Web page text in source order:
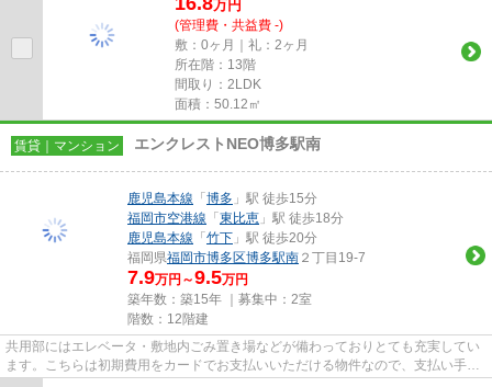
万円
(管理費・共益費 -)
敷：0ヶ月｜礼：2ヶ月
所在階：13階
間取り：2LDK
面積：50.12㎡
賃貸｜マンション エンクレストNEO博多駅南
鹿児島本線 「博多 」駅 徒歩15分
福岡市空港線 「東比恵 」駅 徒歩18分
鹿児島本線 「竹下 」駅 徒歩20分
福岡県福岡市博多区博多駅南 ２丁目19-7
7.9万円～9.5万円
築年数：築15年 ｜募集中： 2室
階数：12階建
共用部にはエレベータ・敷地内ごみ置き場などが備わっておりとても充実してい
ます。こちらは初期費用をカードでお支払いいただける物件なので、支払い手続
きの手間が省けます。眺望良...